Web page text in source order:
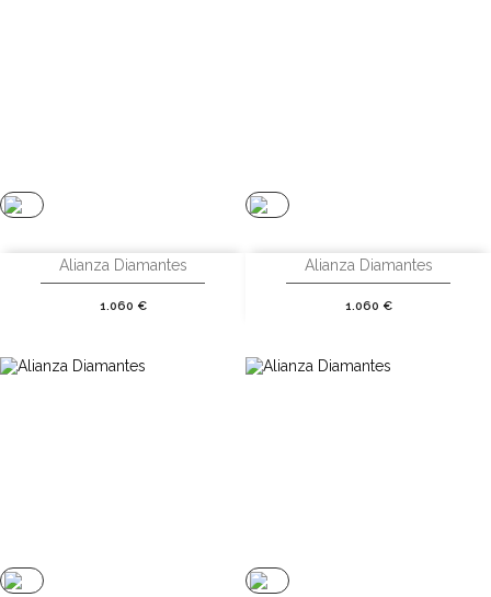
Alianza Diamantes
Precio
1.060 €
Alianza Diamantes
Precio
1.060 €